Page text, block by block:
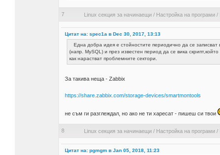
7 Linux секция за начинаещи/ Настройка на програми/
Цитат на: spec1a в Dec 30, 2017, 13:13
Една добра идея е стойностите периодично да се записват
(напр. MySQL) и през известен период да се вика скрипт,който
как нарастват проблемните сектори.
За такива неща - Zabbix
https://share.zabbix.com/storage-devices/smartmontools
не съм ги разглеждал, но ако не ти харесат - пишеш си твои
8 Linux секция за начинаещи/ Настройка на програми/
Цитат на: pgmgm в Jan 05, 2018, 11:23